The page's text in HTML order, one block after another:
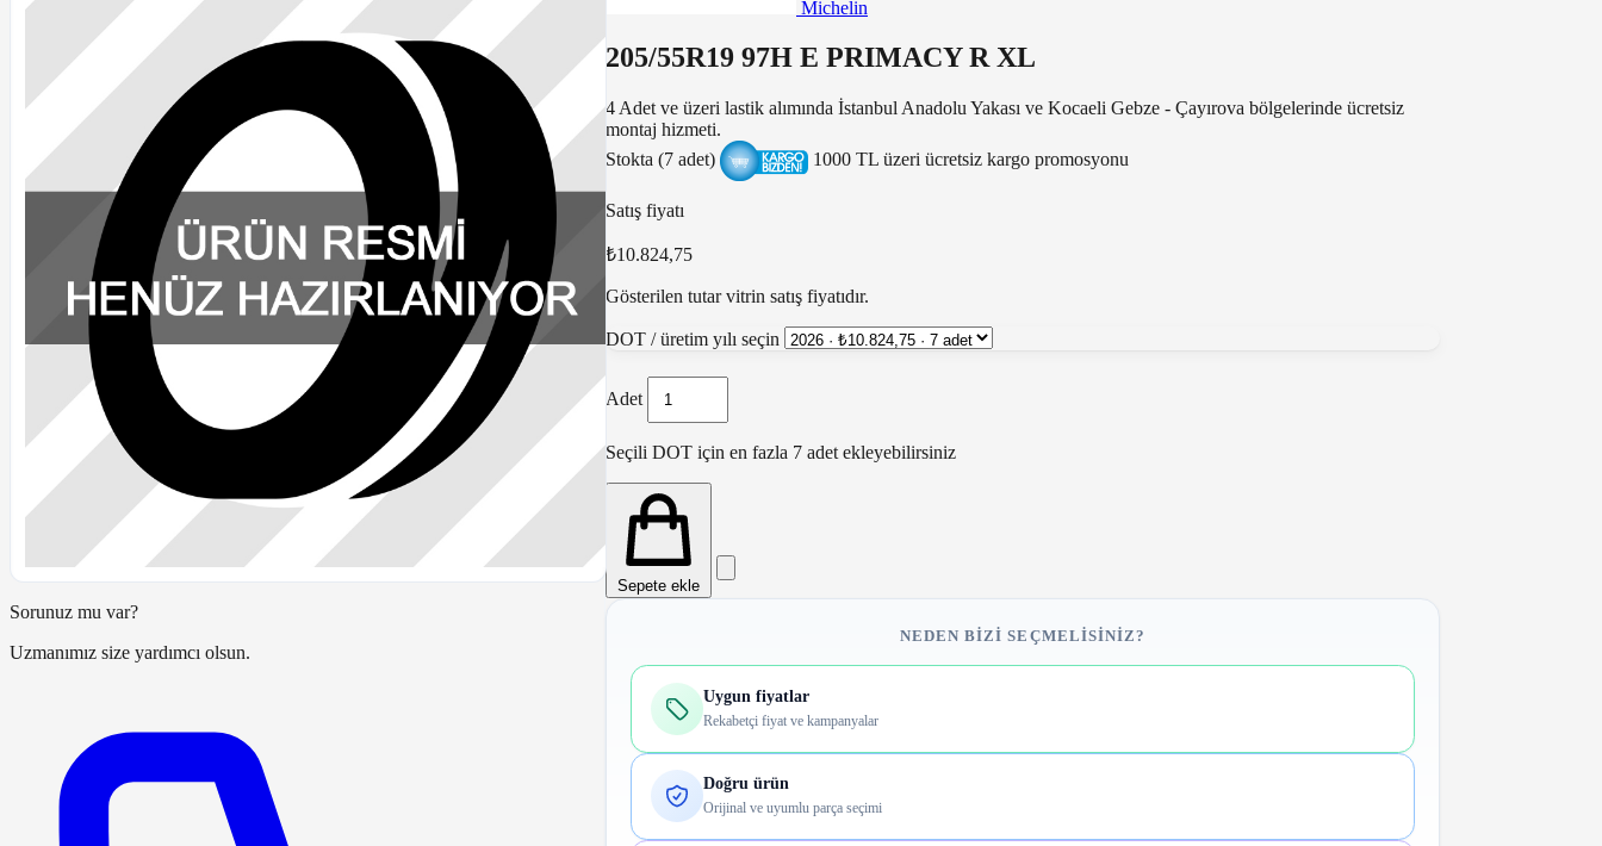
Sorunuz mu var?
Uzmanımız size yardımcı olsun.
Michelin
205/55R19 97H E PRIMACY R XL
4 Adet ve üzeri lastik alımında İstanbul Anadolu Yakası ve Kocaeli Gebze - Çayırova bölgelerinde ücretsiz
montaj hizmeti.
Stokta (7 adet)
1000 TL üzeri ücretsiz kargo promosyonu
Satış fiyatı
₺10.824,75
Gösterilen tutar vitrin satış fiyatıdır.
DOT / üretim yılı seçin
Adet
Seçili DOT için en fazla 7 adet ekleyebilirsiniz
Sepete ekle
NEDEN BIZI SEÇMELISINIZ?
Uygun fiyatlar
Rekabetçi fiyat ve kampanyalar
Doğru ürün
Orijinal ve uyumlu parça seçimi